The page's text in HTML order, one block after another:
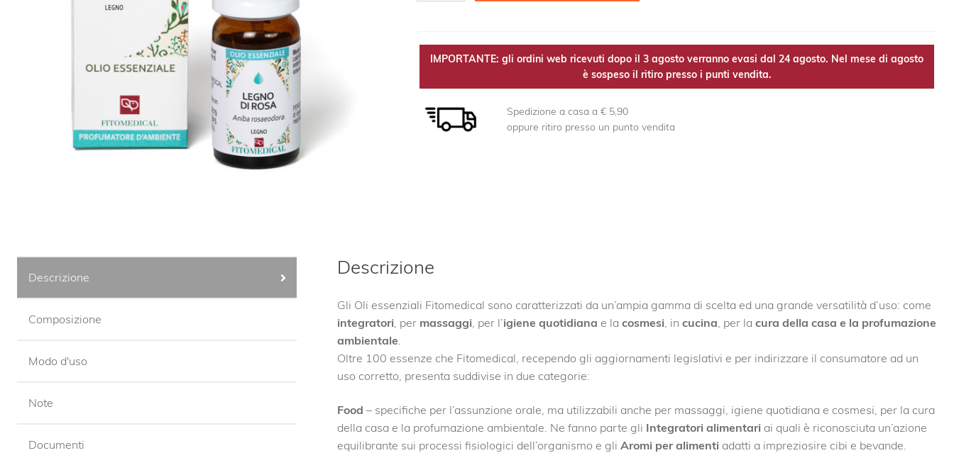
quantità
IMPORTANTE: gli ordini web ricevuti dopo il 3 agosto verranno evasi dal 24 agosto. Nel mese di agosto
è sospeso il ritiro presso i punti vendita.
Spedizione a casa a € 5,90
oppure ritiro presso un punto vendita
Descrizione
Composizione
Modo d'uso
Note
Documenti
Descrizione
Gli Oli essenziali Fitomedical sono caratterizzati da un’ampia gamma di scelta ed una grande versatilità d’uso: come
integratori, per massaggi, per l’igiene quotidiana e la cosmesi, in cucina , per la cura della casa e la profumazione
ambientale
Oltre 100 essenze che Fitomedical, recependo gli aggiornamenti legislativi e per indirizzare il consumatore ad un
uso corretto, presenta suddivise in due categorie:
Food – specifiche per l’assunzione orale, ma utilizzabili anche per massaggi, igiene quotidiana e cosmesi, per la cura
della casa e la profumazione ambientale. Ne fanno parte gli Integratori alimentariai quali è riconosciuta un’azione
equilibrante sui processi fisiologici dell’organismo e gli Aromi per alimentiadatti a impreziosire cibi e bevande.